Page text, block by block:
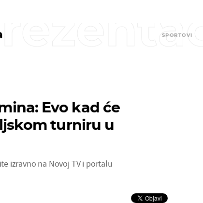
SPORTOVI
Evo kad će
turniru u
izravno na Novoj TV i portalu